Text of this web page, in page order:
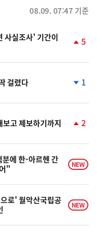
08.09. 07:47 기준
사실조사' 기간이
5
걸렸다 1
고 제보하기까지
승
2
에 한-아르헨 간
"
NEW
로' 월악산국립공
NEW